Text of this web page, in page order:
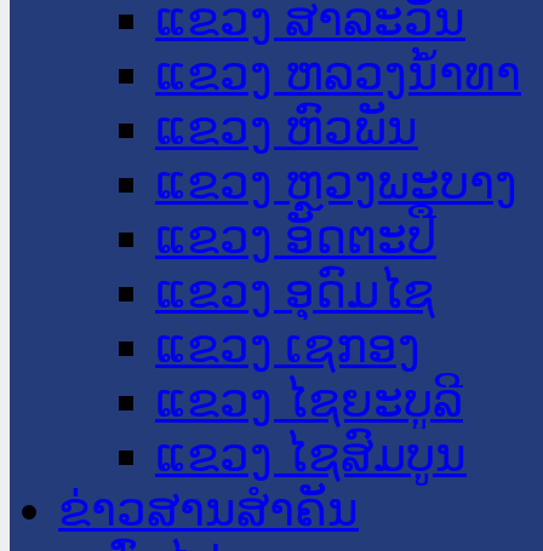
ແຂວງ ສາລະວັນ
ແຂວງ ຫລວງນໍ້າທາ
ແຂວງ ຫົວພັນ
ແຂວງ ຫຼວງພະບາງ
ແຂວງ ອັດຕະປື
ແຂວງ ອຸດົມໄຊ
ແຂວງ ເຊກອງ
ແຂວງ ໄຊຍະບູລີ
ແຂວງ ໄຊສົມບູນ
ຂ່າວສານສໍາຄັນ